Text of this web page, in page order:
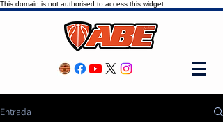
This domain is not authorised to access this widget
Entrada